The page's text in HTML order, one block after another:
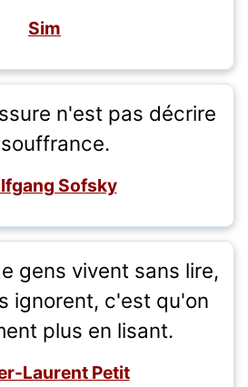
Sim
n'est pas décrire
Sofsky
gens vivent sans lire,
ignorent, c'est qu'on
plus en lisant.
Laurent Petit